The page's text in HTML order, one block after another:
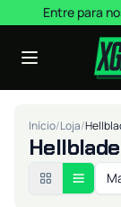
Pular para o
Entre para
Início/Loja/
Hellblade